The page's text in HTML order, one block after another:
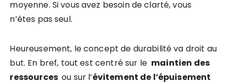
moyenne. Si vous avez besoin de clarté, vous
n’êtes pas seul.
Heureusement, le concept de durabilité va droit au
but. En bref, tout est centré sur le maintien des
ressources ou sur l’évitement de l’épuisement